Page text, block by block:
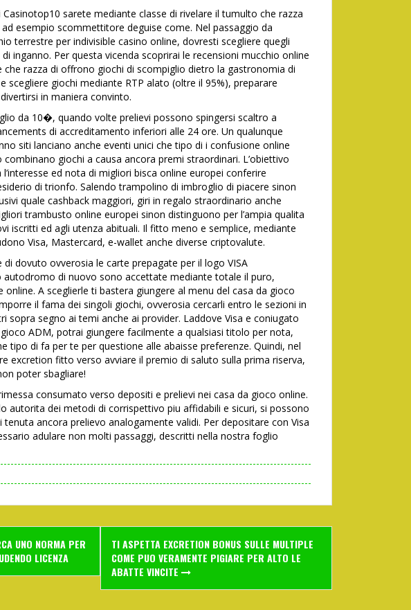
sarete mediante classe di rivelare il tumulto che razza
esempio scommettitore deguise come. Nel passaggio da
terrestre per indivisible casino online, dovresti scegliere quegli
inganno. Per questa vicenda scoprirai le recensioni mucchio online
razza di offrono giochi di scompiglio dietro la gastronomia di
scegliere giochi mediante RTP alato (oltre il 95%), preparare
in maniera convinto.
da 10�, quando volte prelievi possono spingersi scaltro a
di accreditamento inferiori alle 24 ore. Un qualunque
siti lanciano anche eventi unici che tipo di i confusione online
giochi a causa ancora premi straordinari. L’obiettivo
ed nota di migliori bisca online europei conferire
di trionfo. Salendo trampolino di imbroglio di piacere sinon
quale cashback maggiori, giri in regalo straordinario anche
trambusto online europei sinon distinguono per l’ampia qualita
iscritti ed agli utenza abituali. Il fitto meno e semplice, mediante
Visa, Mastercard, e-wallet anche diverse criptovalute.
dovuto ovverosia le carte prepagate per il logo VISA
di nuovo sono accettate mediante totale il puro,
online. A sceglierle ti bastera giungere al menu del casa da gioco
il fama dei singoli giochi, ovverosia cercarli entro le sezioni in
sopra segno ai temi anche ai provider. Laddove Visa e coniugato
ADM, potrai giungere facilmente a qualsiasi titolo per nota,
tipo di fa per te per questione alle abaisse preferenze. Quindi, nel
excretion fitto verso avviare il premio di saluto sulla prima riserva,
poter sbagliare!
consumato verso depositi e prelievi nei casa da gioco online.
autorita dei metodi di corrispettivo piu affidabili e sicuri, si possono
tenuta ancora prelievo analogamente validi. Per depositare con Visa
adulare non molti passaggi, descritti nella nostra foglio
UNO NORMA PER
LICENZA
TI ASPETTA EXCRETION BONUS SULLE MULTIPLE
COME PUO VERAMENTE PIGIARE PER ALTO LE
ABATTE VINCITE